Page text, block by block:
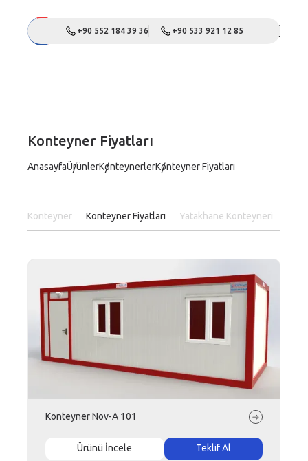
+90 552 184 39 36 +90 533 921 12 85
Konteyner Fiyatları
AnasayfaÜrünlerKonteynerlerKonteyner Fiyatları
Konteyner Konteyner Fiyatları Yatakhane Konteyneri
Konteyner Nov-A 101
Ürünü İncele Teklif Al